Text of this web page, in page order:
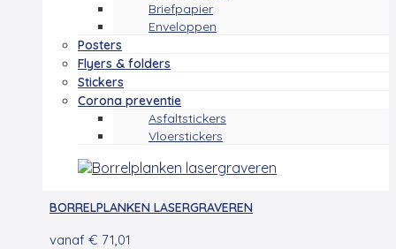
Briefpapier
Enveloppen
Posters
Flyers & folders
Stickers
Corona preventie
Asfaltstickers
Vloerstickers
BORRELPLANKEN LASERGRAVEREN
vanaf € 71,01